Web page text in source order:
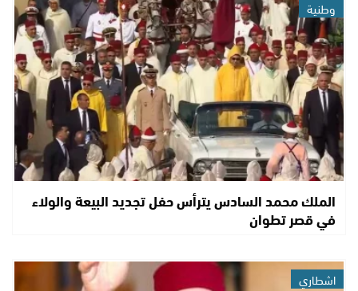
وطنية
الملك محمد السادس يترأس حفل تجديد البيعة والولاء
في قصر تطوان
اشطاري